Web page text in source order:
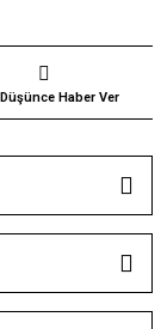
Haber Ver